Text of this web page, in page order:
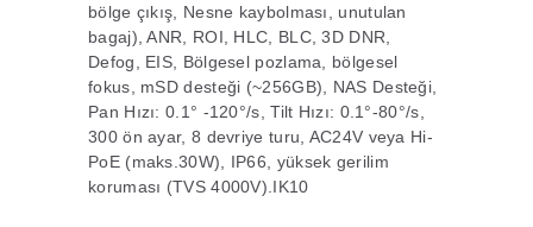
bölge çıkış, Nesne kaybolması, unutulan
bagaj), ANR, ROI, HLC, BLC, 3D DNR,
Defog, EIS, Bölgesel pozlama, bölgesel
fokus, mSD desteği (~256GB), NAS Desteği,
Pan Hızı: 0.1° -120°/s, Tilt Hızı: 0.1°-80°/s,
300 ön ayar, 8 devriye turu, AC24V veya Hi-
PoE (maks.30W), IP66, yüksek gerilim
koruması (TVS 4000V).IK10